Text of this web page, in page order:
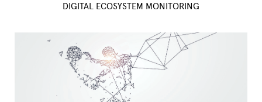
DIGITAL ECOSYSTEM MONITORING